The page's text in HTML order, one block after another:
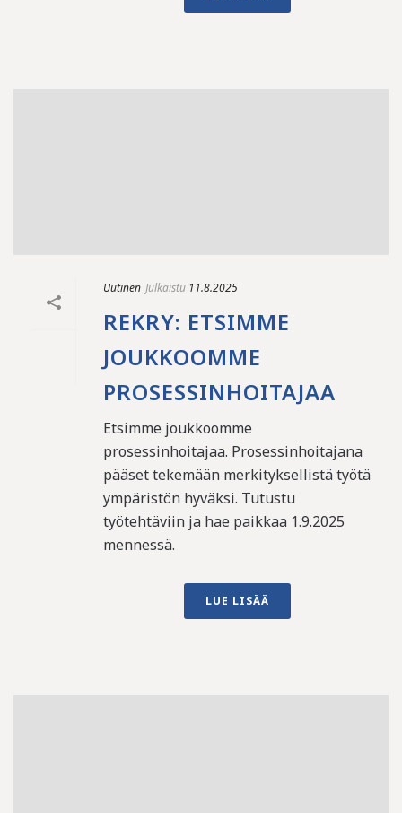
Uutinen Julkaistu 11.8.2025
REKRY: ETSIMME
JOUKKOOMME
PROSESSINHOITAJAA
Etsimme joukkoomme
prosessinhoitajaa. Prosessinhoitajana
pääset tekemään merkityksellistä työtä
ympäristön hyväksi. Tutustu
työtehtäviin ja hae paikkaa 1.9.2025
mennessä.
LUE LISÄÄ